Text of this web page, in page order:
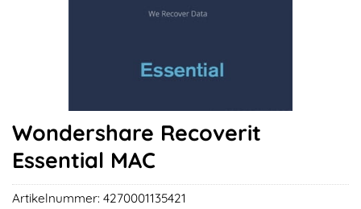
Wondershare Recoverit
Essential MAC
Artikelnummer: 4270001135421